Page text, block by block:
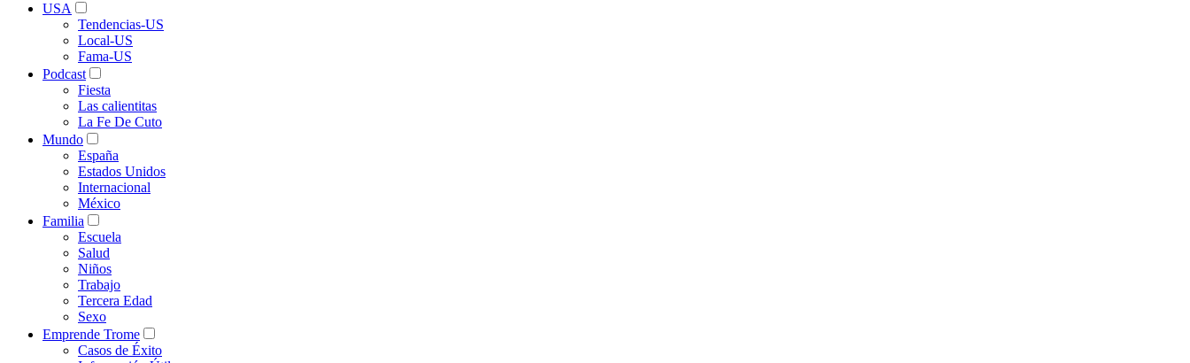
USA
Tendencias-US
Local-US
Fama-US
Podcast
Fiesta
Las calientitas
La Fe De Cuto
Mundo
España
Estados Unidos
Internacional
México
Familia
Escuela
Salud
Niños
Trabajo
Tercera Edad
Sexo
Emprende Trome
Casos de Éxito